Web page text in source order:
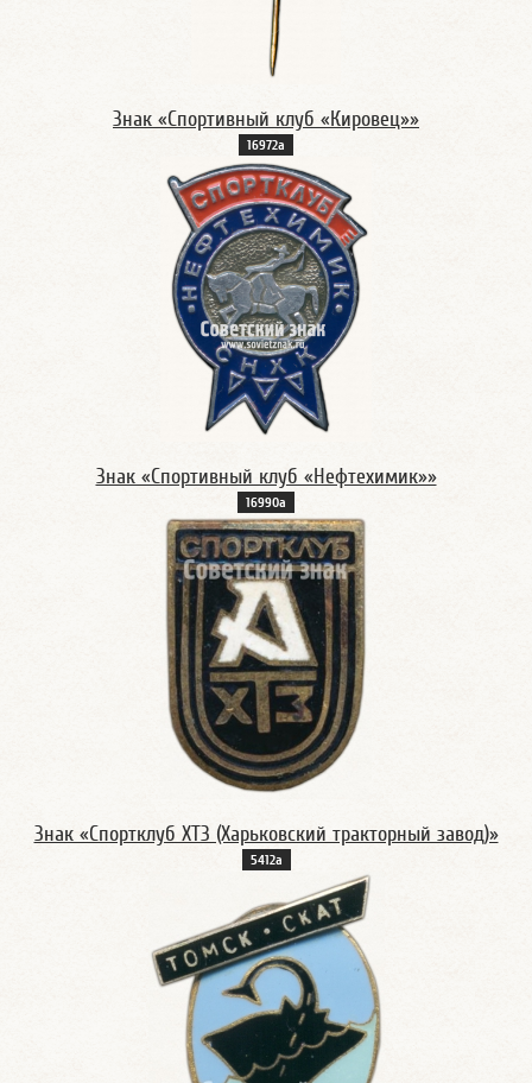
Знак «Спортивный клуб «Кировец»»
16972а
Знак «Спортивный клуб «Нефтехимик»»
16990а
Знак «Спортклуб ХТЗ (Харьковский тракторный завод)»
5412а